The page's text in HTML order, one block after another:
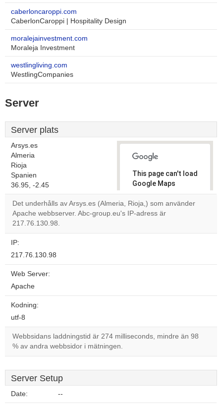
caberloncaroppi.com
CaberlonCaroppi | Hospitality Design
moralejainvestment.com
Moraleja Investment
westlingliving.com
WestlingCompanies
Server
Server plats
Arsys.es
Almeria
Rioja
Spanien
36.95, -2.45
This page can't load
Google Maps
correctly.
Do you
Det underhålls av Arsys.es (Almeria, Rioja,) som använder
Apache webbserver. Abc-group.eu's IP-adress är
217.76.130.98.
IP:
217.76.130.98
Web Server:
Apache
Kodning:
utf-8
Webbsidans laddningstid är 274 milliseconds, mindre än 98
% av andra webbsidor i mätningen.
Server Setup
Date: --